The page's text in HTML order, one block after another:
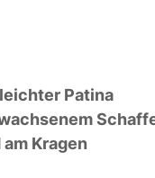
Patina
Kragen